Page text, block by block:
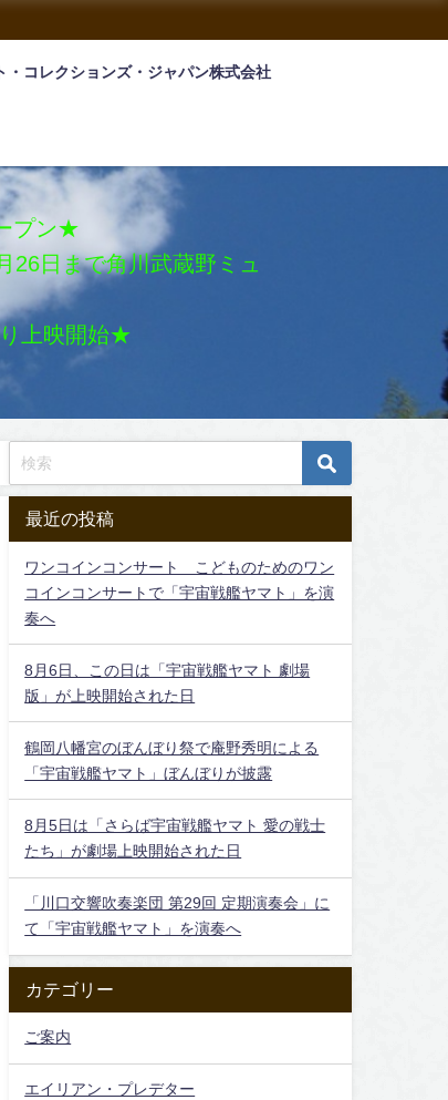
・コレクションズ・ジャパン株式会社
プン★
26日まで角川武蔵野ミュ
上映開始★
最近の投稿
ワンコインコンサート こどものためのワン
コインコンサートで「宇宙戦艦ヤマト」を演
奏へ
8月6日、この日は「宇宙戦艦ヤマト 劇場
版」が上映開始された日
鶴岡八幡宮のぼんぼり祭で庵野秀明による
「宇宙戦艦ヤマト」ぼんぼりが披露
8月5日は「さらば宇宙戦艦ヤマト 愛の戦士
たち」が劇場上映開始された日
「川口交響吹奏楽団 第29回 定期演奏会」に
て「宇宙戦艦ヤマト」を演奏へ
カテゴリー
ご案内
エイリアン・プレデター